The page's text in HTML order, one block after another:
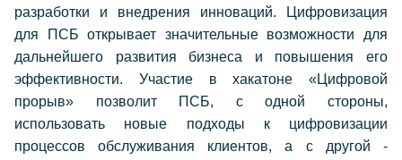
разработки и внедрения инноваций. Цифровизация
для ПСБ открывает значительные возможности для
дальнейшего развития бизнеса и повышения его
эффективности. Участие в хакатоне «Цифровой
прорыв» позволит ПСБ, с одной стороны,
использовать новые подходы к цифровизации
процессов обслуживания клиентов, а с другой -